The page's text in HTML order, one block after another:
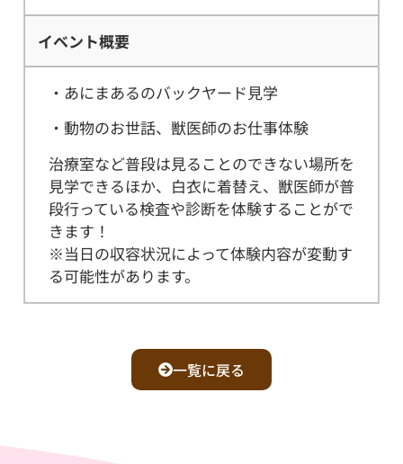
イベント概要
・あにまあるのバックヤード見学
・動物のお世話、獣医師のお仕事体験
治療室など普段は見ることのできない場所を
見学できるほか、白衣に着替え、獣医師が普
段行っている検査や診断を体験することがで
きます！
※当日の収容状況によって体験内容が変動す
る可能性があります。
一覧に戻る